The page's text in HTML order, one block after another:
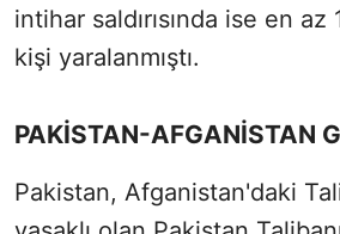
intihar saldırısında ise en
kişi yaralanmıştı.
PAKİSTAN-AFGANİSTAN
Pakistan, Afganistan'daki